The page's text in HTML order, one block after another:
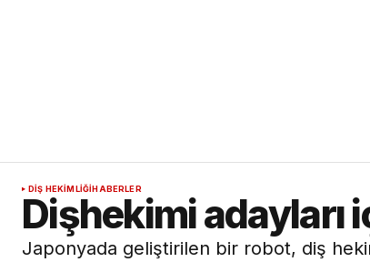
DIŞ HEKIMLIĞIHABERLER
Dişhekimi adayları
Japonyada geliştirilen bir robot, diş